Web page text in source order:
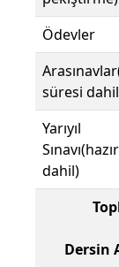
Ödevler
süresi
dahil)
Dersin